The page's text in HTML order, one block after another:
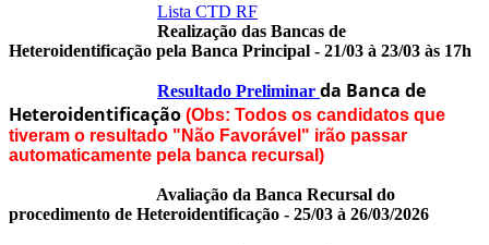
Lista CTD RF
Realização das Bancas de
Heteroidentificação pela Banca Principal - 21/03 à 23/03 às 17h
Resultado Preliminar da Banca de
Heteroidentificação (Obs: Todos os candidatos que
tiveram o resultado "Não Favorável" irão passar
automaticamente pela banca recursal)
Avaliação da Banca Recursal do
procedimento de Heteroidentificação - 25/03 à 26/03/2026